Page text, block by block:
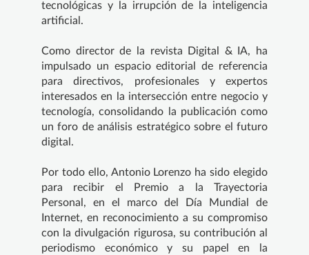
tecnológicas y la irrupción de la inteligencia
artificial.
Como director de la revista Digital & IA, ha
impulsado un espacio editorial de referencia
para directivos, profesionales y expertos
interesados en la intersección entre negocio y
tecnología, consolidando la publicación como
un foro de análisis estratégico sobre el futuro
digital.
Por todo ello, Antonio Lorenzo ha sido elegido
para recibir el Premio a la Trayectoria
Personal, en el marco del Día Mundial de
Internet, en reconocimiento a su compromiso
con la divulgación rigurosa, su contribución al
periodismo económico y su papel en la